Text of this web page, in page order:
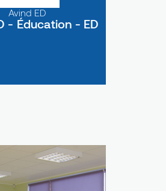
Avind ED
- Éducation - ED